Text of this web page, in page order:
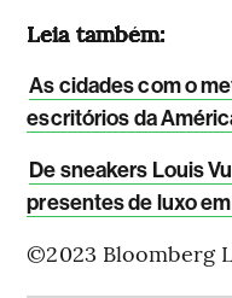
Leia também:
As cidades com o
escritórios da
De sneakers Louis
presentes de luxo
©2023 Bloomberg